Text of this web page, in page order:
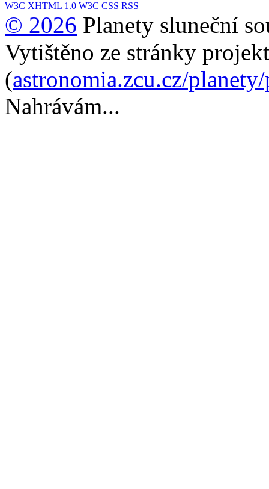
W3C XHTML 1.0 W3C CSS RSS
© 2026 Planety sluneční
Vytištěno ze stránky
(astronomia.zcu.cz/
Nahrávám...